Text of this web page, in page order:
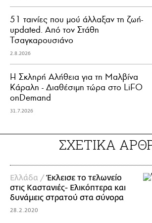
51 ταινίες που μού άλλαξαν τη ζωή-
updated. Aπό τον Στάθη
Τσαγκαρουσιάνο
2.8.2026
Η Σκληρή Αλήθεια για τη Μαλβίνα
Κάραλη - Διαθέσιμη τώρα στo LiFO
onDemand
31.7.2026
ΣΧΕΤΙΚΑ
Ελλάδα /Έκλεισε το τελωνείο
στις Καστανιές- Ελικόπτερα και
δυνάμεις στρατού στα σύνορα
28.2.2020